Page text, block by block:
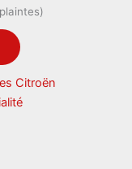
Citroën